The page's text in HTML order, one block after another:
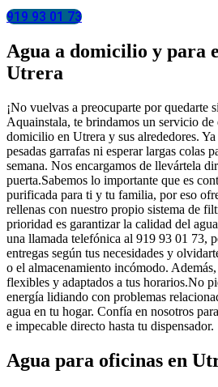
919 93 01 73
Agua a domicilio y para
Utrera
¡No vuelvas a preocuparte por quedarte
Aquainstala, te brindamos un servicio de
domicilio en Utrera y sus alrededores.
pesadas garrafas ni esperar largas colas
semana. Nos encargamos de llevártela
puerta.Sabemos lo importante que es
purificada para ti y tu familia, por eso
rellenas con nuestro propio sistema de
prioridad es garantizar la calidad del
una llamada telefónica al 919 93 01 73,
entregas según tus necesidades y
o el almacenamiento incómodo.
flexibles y adaptados a tus horarios.No
energía lidiando con problemas
agua en tu hogar. Confía en nosotros
e impecable directo hasta tu dispensador.
Agua para oficinas en